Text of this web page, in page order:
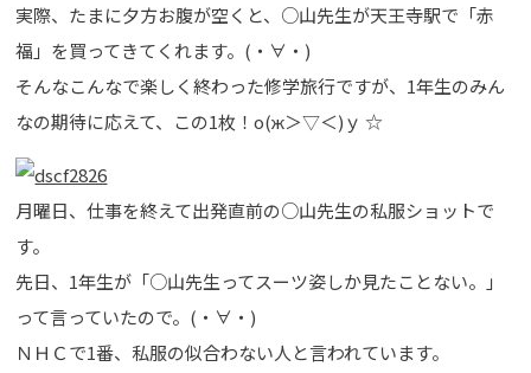
実際、たまに夕方お腹が空くと、○山先生が天王寺駅で「赤
福」を買ってきてくれます。(・∀・)
そんなこんなで楽しく終わった修学旅行ですが、1年生のみん
なの期待に応えて、この1枚！о(ж＞▽＜)ｙ ☆
月曜日、仕事を終えて出発直前の○山先生の私服ショットで
す。
先日、1年生が「○山先生ってスーツ姿しか見たことない。」
って言っていたので。(・∀・)
ＮＨＣで1番、私服の似合わない人と言われています。